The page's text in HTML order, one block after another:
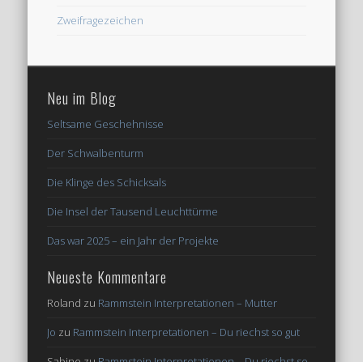
Zweifragezeichen
Neu im Blog
Seltsame Geschehnisse
Der Schwalbenturm
Die Klinge des Schicksals
Die Insel der Tausend Leuchttürme
Das war 2025 – ein Jahr der Projekte
Neueste Kommentare
Roland zu Rammstein Interpretationen – Mutter
Jo zu Rammstein Interpretationen – Du riechst so gut